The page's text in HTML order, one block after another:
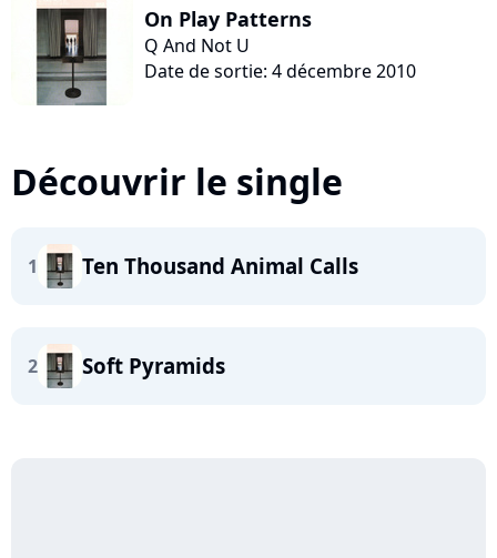
On Play Patterns
Q And Not U
Date de sortie: 4 décembre 2010
Découvrir le single
1 Ten Thousand Animal Calls
2 Soft Pyramids